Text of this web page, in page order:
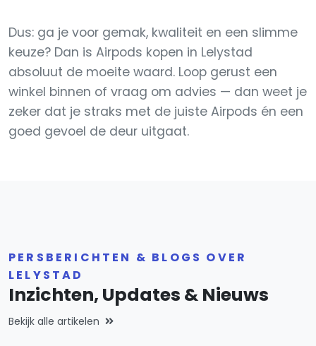
Dus: ga je voor gemak, kwaliteit en een slimme
keuze? Dan is Airpods kopen in Lelystad
absoluut de moeite waard. Loop gerust een
winkel binnen of vraag om advies — dan weet je
zeker dat je straks met de juiste Airpods én een
goed gevoel de deur uitgaat.
PERSBERICHTEN & BLOGS OVER
LELYSTAD
Inzichten, Updates & Nieuws
Bekijk alle artikelen